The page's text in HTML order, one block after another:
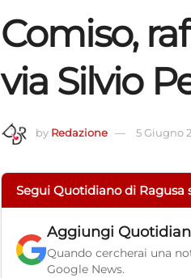
Comiso,
via Silvio
by Redazione 5 Giugno
Segui Quotidiano di Ragusa
Aggiungi
Quando cercherai una
Google News.